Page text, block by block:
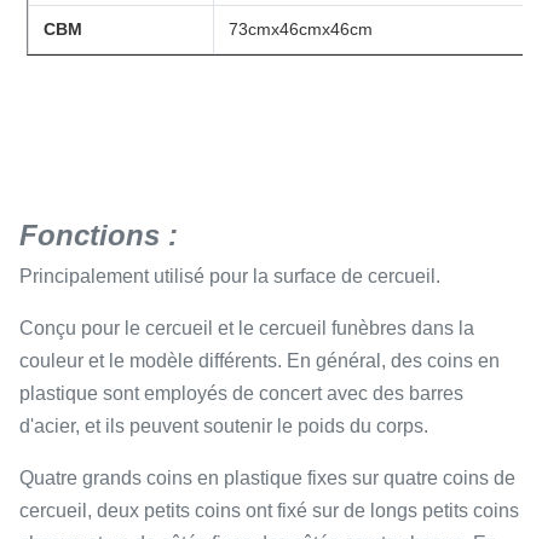
CBM 73cmx46cmx46cm
Fonctions :
Principalement utilisé pour la surface de cercueil.
Conçu pour le cercueil et le cercueil funèbres dans la
couleur et le modèle différents. En général, des coins en
plastique sont employés de concert avec des barres
d'acier, et ils peuvent soutenir le poids du corps.
Quatre grands coins en plastique fixes sur quatre coins de
cercueil, deux petits coins ont fixé sur de longs petits coins